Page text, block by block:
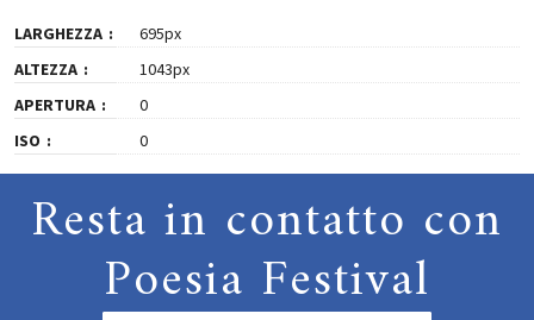
LARGHEZZA
695px
ALTEZZA
1043px
APERTURA
0
ISO
0
Resta in contatto con
Poesia Festival